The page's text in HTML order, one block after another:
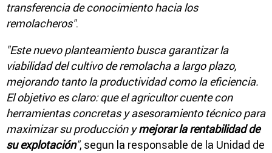
transferencia de conocimiento hacia los
remolacheros".
"Este nuevo planteamiento busca garantizar la
viabilidad del cultivo de remolacha a largo plazo,
mejorando tanto la productividad como la eficiencia.
El objetivo es claro: que el agricultor cuente con
herramientas concretas y asesoramiento técnico para
maximizar su producción ymejorar la rentabilidad de
su explotación", segun la responsable de la Unidad de